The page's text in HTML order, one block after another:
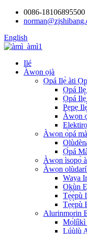
0086-18106895500
English
Ilé
Àwọn ọjà
Ọpá Ilẹ̀ àti
Ọpá
Ọpá
Pẹpẹ
Àwọn
Àwọn ọ̀pá
Ọ̀pá
Àwọn ìsopọ̀
Àwọn
Waya
Okùn
Tẹ́ẹ̀pù
Tẹ́ẹ̀pù
Alurinmorin
Mọ́líìkì
Lúùlù